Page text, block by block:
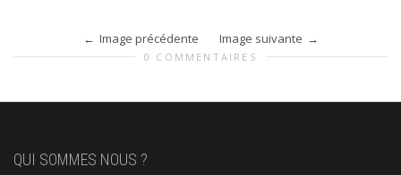
Image précédente Image suivante
0 COMMENTAIRES
QUI SOMMES NOUS ?